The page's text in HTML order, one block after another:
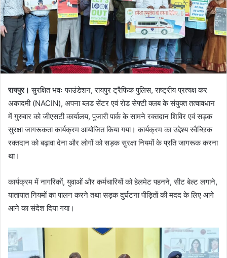
रायपुर। सुरक्षित भवः फाउंडेशन, रायपुर ट्रैफिक पुलिस, राष्ट्रीय प्रत्यक्ष कर
अकादमी (NACIN), अपना ब्लड सेंटर एवं रोड सेफ्टी क्लब के संयुक्त तत्वावधान
में गुरुवार को जीएसटी कार्यालय, पुजारी पार्क के सामने रक्तदान शिविर एवं सड़क
सुरक्षा जागरूकता कार्यक्रम आयोजित किया गया। कार्यक्रम का उद्देश्य स्वैच्छिक
रक्तदान को बढ़ावा देना और लोगों को सड़क सुरक्षा नियमों के प्रति जागरूक करना
था।
कार्यक्रम में नागरिकों, युवाओं और कर्मचारियों को हेलमेट पहनने, सीट बेल्ट लगाने,
यातायात नियमों का पालन करने तथा सड़क दुर्घटना पीड़ितों की मदद के लिए आगे
आने का संदेश दिया गया।